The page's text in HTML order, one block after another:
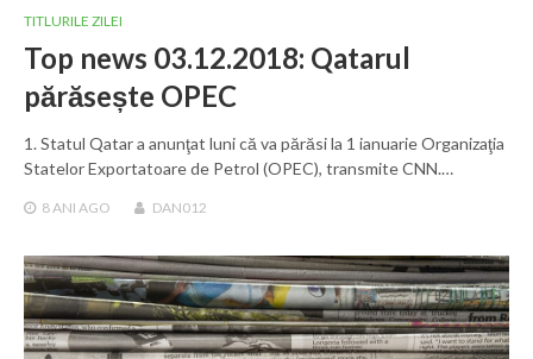
TITLURILE ZILEI
Top news 03.12.2018: Qatarul
părăsește OPEC
1. Statul Qatar a anunţat luni că va părăsi la 1 ianuarie Organizaţia
Statelor Exportatoare de Petrol (OPEC), transmite CNN.…
8 ANI AGO DAN012